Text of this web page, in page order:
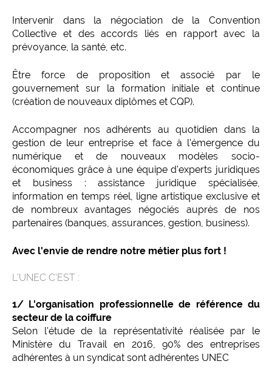
Intervenir dans la négociation de la Convention
Collective et des accords liés en rapport avec la
prévoyance, la santé, etc.
Être force de proposition et associé par le
gouvernement sur la formation initiale et continue
(création de nouveaux diplômes et CQP).
Accompagner nos adhérents au quotidien dans la
gestion de leur entreprise et face à l'émergence du
numérique et de nouveaux modèles socio-
économiques grâce à une équipe d'experts juridiques
et business : assistance juridique spécialisée,
information en temps réel, ligne artistique exclusive et
de nombreux avantages négociés auprès de nos
partenaires (banques, assurances, gestion, business).
Avec l'envie de rendre notre métier plus fort !
L'UNEC C'EST :
1/ L'organisation professionnelle de référence du
secteur de la coiffure
Selon l'étude de la représentativité réalisée par le
Ministère du Travail en 2016, 90% des entreprises
adhérentes à un syndicat sont adhérentes UNEC